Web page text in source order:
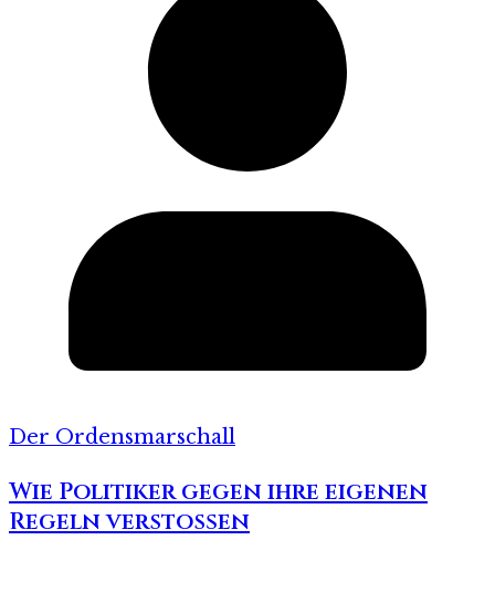
Der Ordensmarschall
Wie Politiker gegen ihre eigenen
Regeln verstoßen